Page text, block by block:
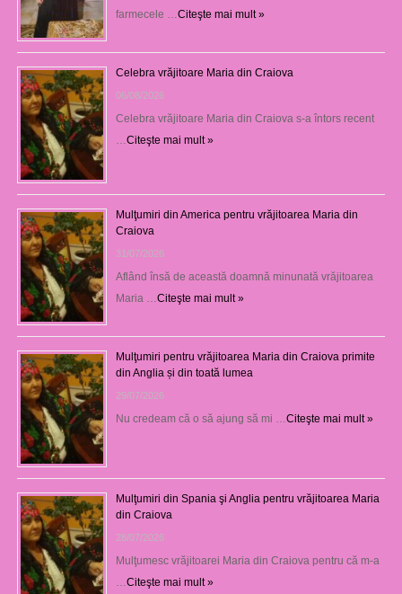
farmecele … Citeşte mai mult »
Celebra vrăjitoare Maria din Craiova
06/08/2026
Celebra vrăjitoare Maria din Craiova s-a întors recent
Citeşte mai mult »
Mulţumiri din America pentru vrăjitoarea Maria din
Craiova
31/07/2026
Aflând însă de această doamnă minunată vrăjitoarea
Maria … Citeşte mai mult »
Mulţumiri pentru vrăjitoarea Maria din Craiova primite
din Anglia și din toată lumea
29/07/2026
Nu credeam că o să ajung să mi … Citeşte mai mult »
Mulţumiri din Spania şi Anglia pentru vrăjitoarea Maria
din Craiova
28/07/2026
Mulţumesc vrăjitoarei Maria din Craiova pentru că m-a
Citeşte mai mult »